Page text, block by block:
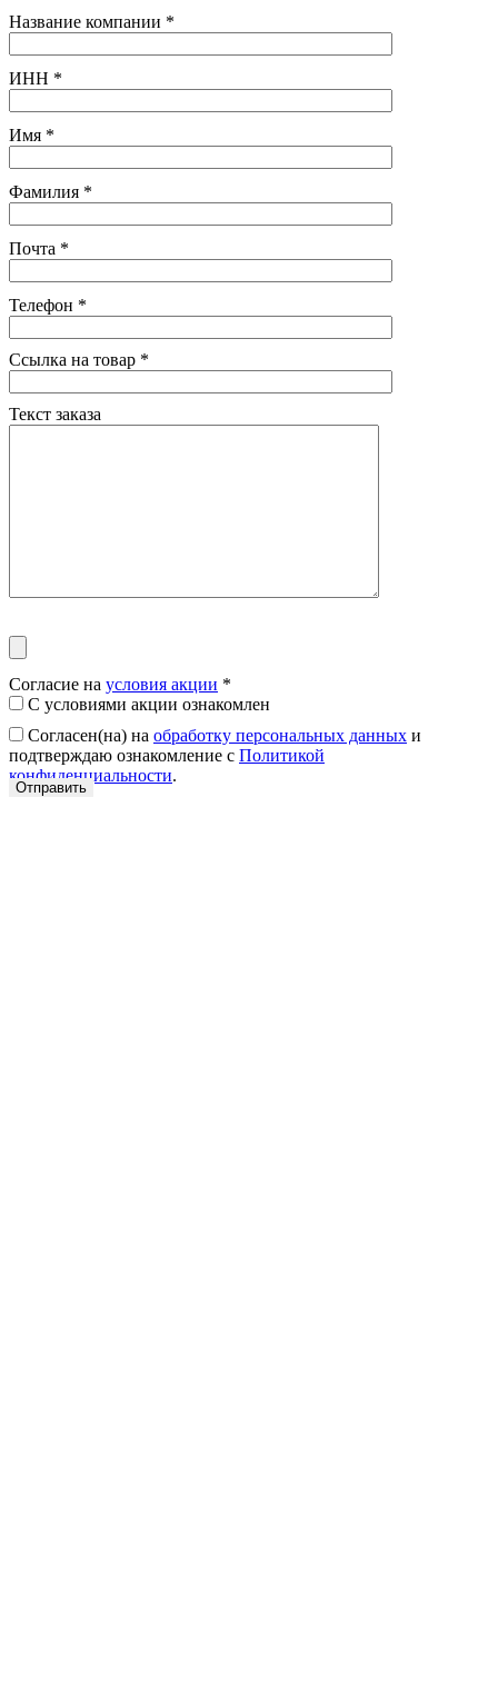
Название компании *
ИНН *
Имя *
Фамилия *
Почта *
Телефон *
Ссылка на товар *
Текст заказа
Согласие на условия акции *
С условиями акции ознакомлен
Согласен(на) на обработку персональных данных и
подтверждаю ознакомление с Политикой
конфиденциальности.